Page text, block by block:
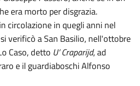
era morto per disgrazia.
circolazione in quegli anni nel
verificò a San Basilio, nell'ottobre
Caso, detto U’ Craparijd, ad
e il guardiaboschi Alfonso